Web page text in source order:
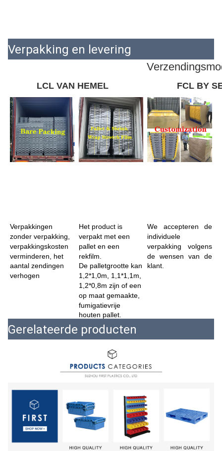
Verpakking en levering
LCL VAN HEMEL FCL BY
Verpakkingen
zonder verpakking,
verpakkingskosten
verminderen, het
aantal zendingen
verhogen
Het product is
verpakt met een
pallet en een
rekfilm.
De palletgrootte kan
1,2*1,0m, 1,1*1,1m,
1,2*0,8m zijn of een
op maat gemaakte,
fumigatievrije
houten pallet.
We accepteren de
individuele
verpakking volgens
de wensen van de
klant.
Gerelateerde producten